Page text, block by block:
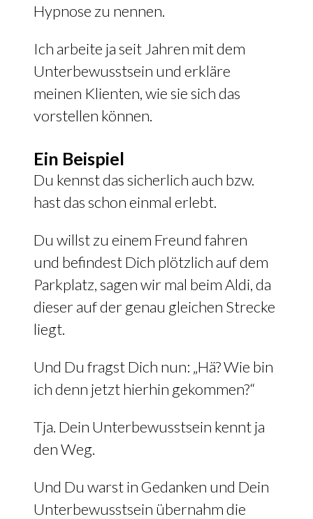
Hypnose zu nennen.
Ich arbeite ja seit Jahren mit dem
Unterbewusstsein und erkläre
meinen Klienten, wie sie sich das
vorstellen können.
Ein Beispiel
Du kennst das sicherlich auch bzw.
hast das schon einmal erlebt.
Du willst zu einem Freund fahren
und befindest Dich plötzlich auf dem
Parkplatz, sagen wir mal beim Aldi, da
dieser auf der genau gleichen Strecke
liegt.
Und Du fragst Dich nun: „Hä? Wie bin
ich denn jetzt hierhin gekommen?“
Tja. Dein Unterbewusstsein kennt ja
den Weg.
Und Du warst in Gedanken und Dein
Unterbewusstsein übernahm die